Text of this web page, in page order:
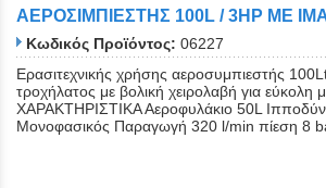
ΑΕΡΟΣΙΜΠΙΕΣΤΗΣ 100L / 3HP ΜΕ
Κωδικός Προϊόντος: 06227
Ερασιτεχνικής χρήσης αεροσυμπιεστής
τροχήλατος με βολική χειρολαβή για εύκολη
ΧΑΡΑΚΤΗΡΙΣΤΙΚΑ Αεροφυλάκιο 50L
Μονοφασικός Παραγωγή 320 l/min πίεση 8